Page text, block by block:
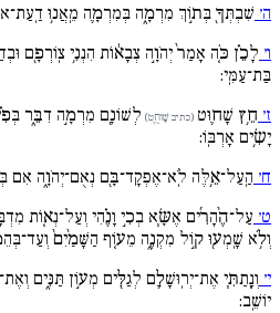
ה׳ שִׁבְתְּךָ֖ בְּת֣וֹךְ מִרְמָ֑ה בְּמִרְמָ֛ה מֵֽאֲנ֥וּ
ו׳ לָכֵ֗ן כֹּ֚ה אָמַר֙ יְהֹוָ֣ה צְבָא֔וֹת הִנְנִ֥י צֽוֹרְפָ֖ם
בַּת־עַמִּֽי:
ז׳ חֵ֥ץ שָׁח֛וּט (כתיב שָׁוחֻ֛ט) לְשׁוֹנָ֖ם מִרְמָ֣ה דִבֵּ֑ר
יָשִׂ֥ים אָרְבּֽוֹ:
ח׳ הַֽעַל־אֵ֥לֶּה לֹֽא־אֶפְקָד־בָּ֖ם נְאֻם־יְהֹוָ֑ה אִם
ט׳ עַל־הֶ֨הָרִ֜ים אֶשָּׂ֧א בְכִ֣י וָנֶ֗הִי וְעַל־נְא֚וֹת
וְלֹ֥א שָֽׁמְע֖וּ ק֣וֹל מִקְנֶ֑ה מֵע֚וֹף הַשָּׁמַ֙יִם֙
י׳ וְנָֽתַתִּ֧י אֶת־יְרֽוּשָׁלִַ֛ם לְגַלִּ֖ים מְע֣וֹן תַּנִּ֑ים
יוֹשֵֽׁב: